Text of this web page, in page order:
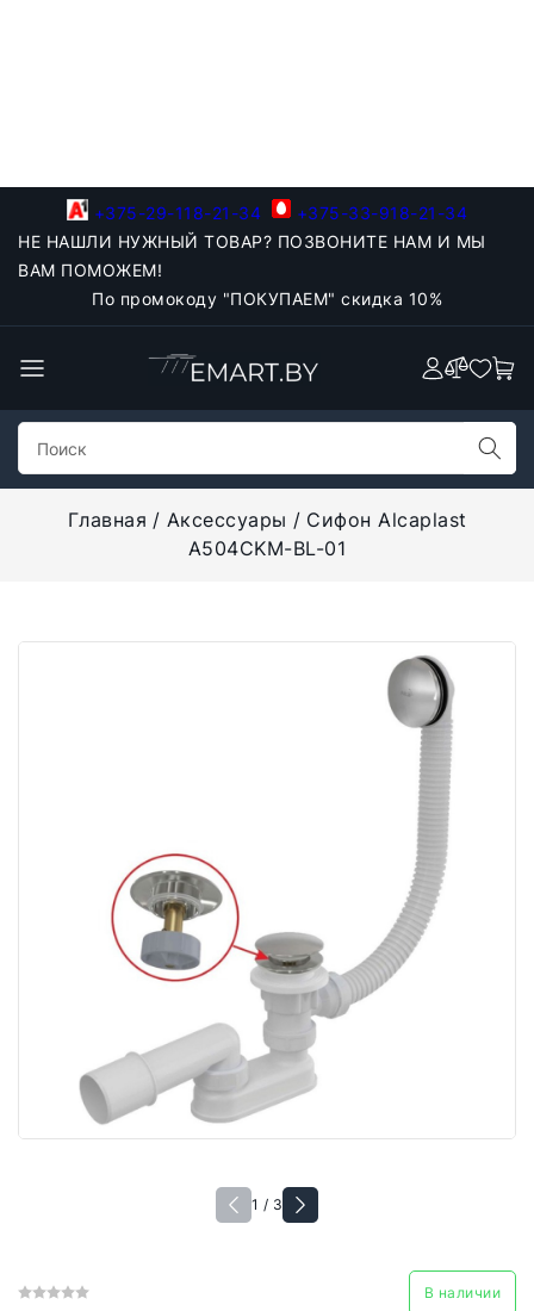
+375-29-118-21-34
+375-33-918-21-34
НЕ НАШЛИ НУЖНЫЙ ТОВАР? ПОЗВОНИТЕ НАМ И МЫ
ВАМ ПОМОЖЕМ!
По промокоду "ПОКУПАЕМ" скидка 10%
Главная Аксессуары
Сифон Alcaplast
A504CKM-BL-01
1 / 3
В наличии